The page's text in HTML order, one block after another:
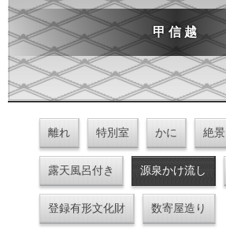
甲信越
離れ 特別室 かに 絶景
露天風呂付き 源泉かけ流し
登録有形文化財 数寄屋造り